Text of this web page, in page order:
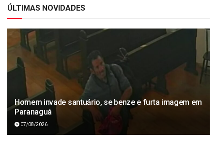
ÚLTIMAS NOVIDADES
Homem invade santuário, se benze e furta imagem em
Paranaguá
07/08/2026